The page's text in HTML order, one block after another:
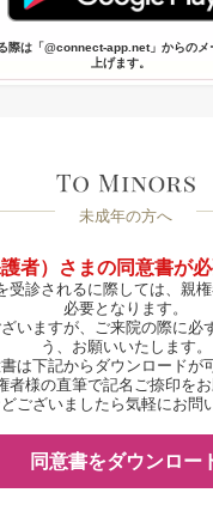
際は「@connect-app.net」からのメ
上げます。
未成年の方へ
者）さまの同意書が必
受診されるに際しては、親
必要となります。
いますが、ご来院の際に必
う、お願いいたします。
は下記からダウンロードが
者様の直筆で記名ご捺印をお
ございましたら気軽にお問
同意書をダウンロー